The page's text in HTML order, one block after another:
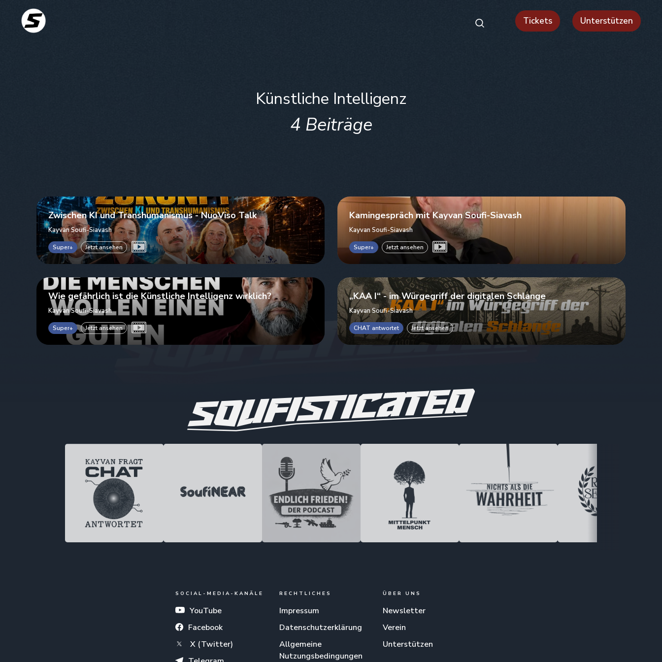
Tickets Unterstützen
Künstliche Intelligenz
4 Beiträge
Zwischen KI und Transhumanismus - NuoViso Talk
Kayvan Soufi-Siavash
Super+ Jetzt ansehen
Kamingespräch mit Kayvan Soufi-Siavash
Kayvan Soufi-Siavash
Super+ Jetzt ansehen
Wie gefährlich ist die Künstliche Intelligenz wirklich?
Kayvan Soufi-Siavash
Super+ Jetzt ansehen
„KAA I“ - im Würgegriff der digitalen Schlange
Kayvan Soufi-Siavash
CHAT antwortet Jetzt ansehen
SOCIAL-MEDIA-KANÄLE
YouTube
Facebook
X (Twitter)
RECHTLICHES
Impressum
Datenschutzerklärung
Allgemeine
Nutzungsbedingungen
ÜBER UNS
Newsletter
Verein
Unterstützen